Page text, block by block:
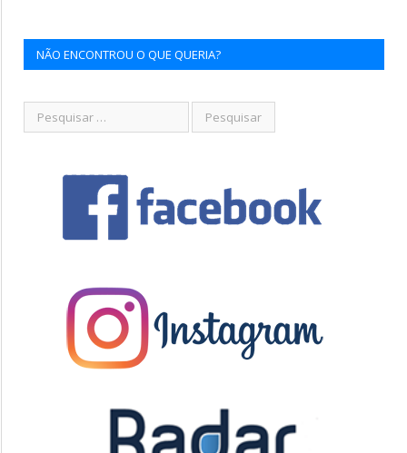
NÃO ENCONTROU O QUE QUERIA?